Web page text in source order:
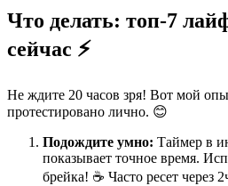
Что делать: топ-7
сейчас ⚡
Не ждите 20 часов зря! Вот мой
протестировано лично. 😊
Подождите умно: Таймер в
показывает точное время.
брейка! ☕ Часто ресет через